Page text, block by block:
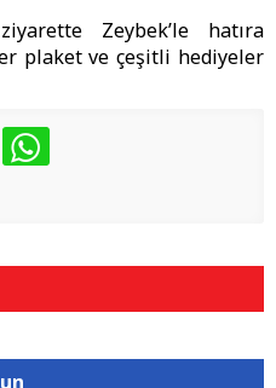
Zeybek’le hatıra
plaket ve çeşitli hediyeler